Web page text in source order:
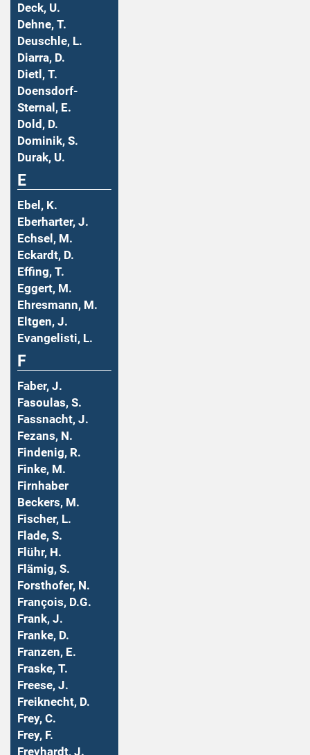
Deck, U.
Dehne, T.
Deuschle, L.
Diarra, D.
Dietl, T.
Doensdorf-
Sternal, E.
Dold, D.
Dominik, S.
Durak, U.
E
Ebel, K.
Eberharter, J.
Echsel, M.
Eckardt, D.
Effing, T.
Eggert, M.
Ehresmann, M.
Eltgen, J.
Evangelisti, L.
F
Faber, J.
Fasoulas, S.
Fassnacht, J.
Fezans, N.
Findenig, R.
Finke, M.
Firnhaber
Beckers, M.
Fischer, L.
Flade, S.
Flühr, H.
Flämig, S.
Forsthofer, N.
François, D.G.
Frank, J.
Franke, D.
Franzen, E.
Fraske, T.
Freese, J.
Freiknecht, D.
Frey, C.
Frey, F.
Freyhardt, J.